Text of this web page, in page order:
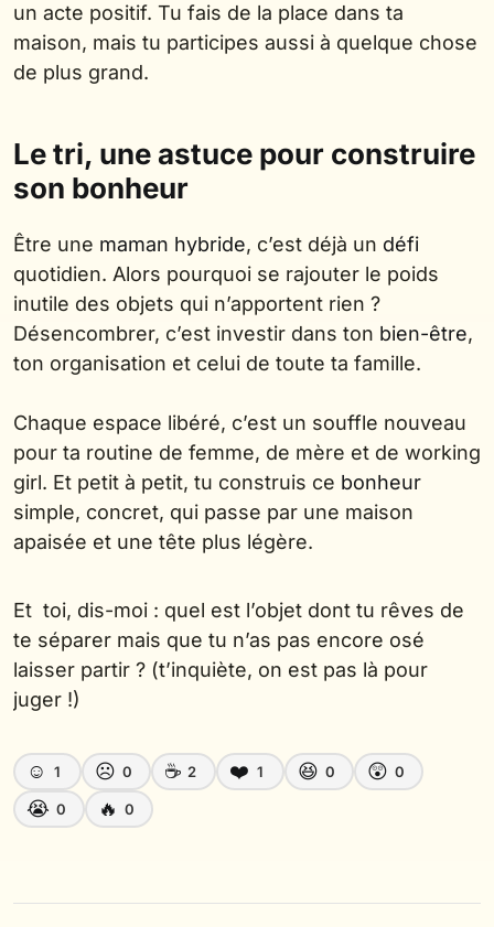
un acte positif. Tu fais de la place dans ta
maison, mais tu participes aussi à quelque chose
de plus grand.
Le tri, une astuce pour construire
son bonheur
Être une maman hybride, c’est déjà un défi
quotidien. Alors pourquoi se rajouter le poids
inutile des objets qui n’apportent rien ?
Désencombrer, c’est investir dans ton bien-être,
ton organisation et celui de toute ta famille.
Chaque espace libéré, c’est un souffle nouveau
pour ta routine de femme, de mère et de working
girl. Et petit à petit, tu construis ce bonheur
simple, concret, qui passe par une maison
apaisée et une tête plus légère.
Et toi, dis-moi : quel est l’objet dont tu rêves de
te séparer mais que tu n’as pas encore osé
laisser partir ? (t’inquiète, on est pas là pour
juger !)
☺️ 1 ☹️ 0 ☕ 2 ❤️ 1 😆 0 😲 0
😭 0 🔥 0